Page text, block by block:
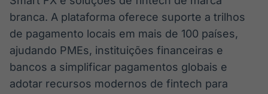
branca. A plataforma oferece suporte a trilhos
de pagamento locais em mais de 100 países,
ajudando PMEs, instituições financeiras e
bancos a simplificar pagamentos globais e
adotar recursos modernos de fintech para